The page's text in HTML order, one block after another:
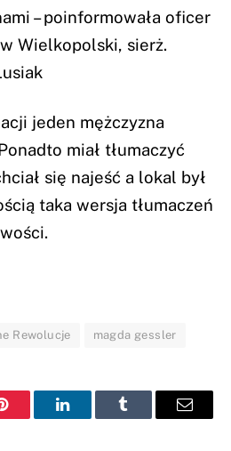
– poinformowała oficer
Wielkopolski, sierż.
jeden mężczyzna
miał tłumaczyć
się najeść a lokal był
taka wersja tłumaczeń
Rewolucje magda gessler
Pinterest LinkedInTumblr Email